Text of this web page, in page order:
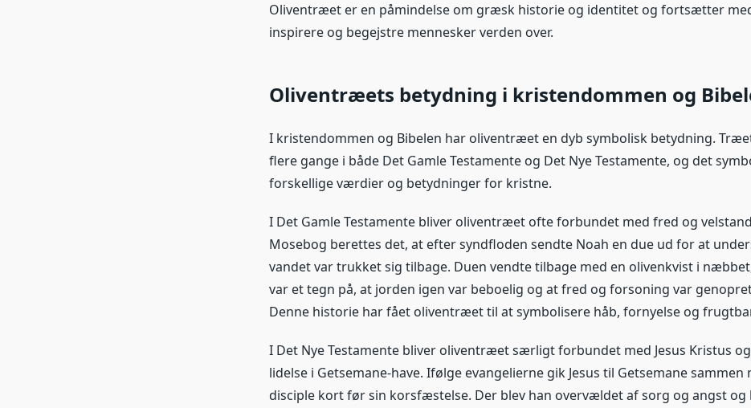
Oliventræet er en påmindelse om græsk historie og identitet og fortsætter
inspirere og begejstre mennesker verden over.
Oliventræets betydning i kristendommen og
I kristendommen og Bibelen har oliventræet en dyb symbolisk betydning.
flere gange i både Det Gamle Testamente og Det Nye Testamente, og det
forskellige værdier og betydninger for kristne.
I Det Gamle Testamente bliver oliventræet ofte forbundet med fred og
Mosebog berettes det, at efter syndfloden sendte Noah en due ud for at
vandet var trukket sig tilbage. Duen vendte tilbage med en olivenkvist i
var et tegn på, at jorden igen var beboelig og at fred og forsoning var
Denne historie har fået oliventræet til at symbolisere håb, fornyelse og
I Det Nye Testamente bliver oliventræet særligt forbundet med Jesus Kristus
lidelse i Getsemane-have. Ifølge evangelierne gik Jesus til Getsemane sammen
disciple kort før sin korsfæstelse. Der blev han overvældet af sorg og angst og